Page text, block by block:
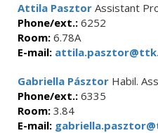
Attila Pasztor Assistant
Phone/ext.: 6252
Room: 6.78A
E-mail:
Gabriella Pásztor Habil.
Phone/ext.: 6335
Room: 3.84
E-mail: